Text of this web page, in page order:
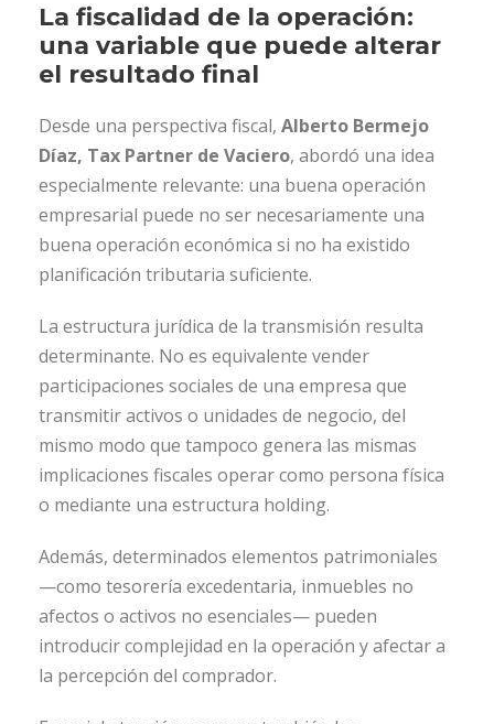
La fiscalidad de la operación:
una variable que puede alterar
el resultado final
Desde una perspectiva fiscal, Alberto Bermejo
Díaz, Tax Partner de Vaciero, abordó una idea
especialmente relevante: una buena operación
empresarial puede no ser necesariamente una
buena operación económica si no ha existido
planificación tributaria suficiente.
La estructura jurídica de la transmisión resulta
determinante. No es equivalente vender
participaciones sociales de una empresa que
transmitir activos o unidades de negocio, del
mismo modo que tampoco genera las mismas
implicaciones fiscales operar como persona física
o mediante una estructura holding.
Además, determinados elementos patrimoniales
—como tesorería excedentaria, inmuebles no
afectos o activos no esenciales— pueden
introducir complejidad en la operación y afectar a
la percepción del comprador.